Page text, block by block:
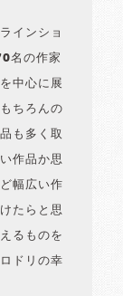
インショ
名の作家
中心に展
ちろんの
も多く取
作品か思
幅広い作
たらと思
るものを
ドリの幸